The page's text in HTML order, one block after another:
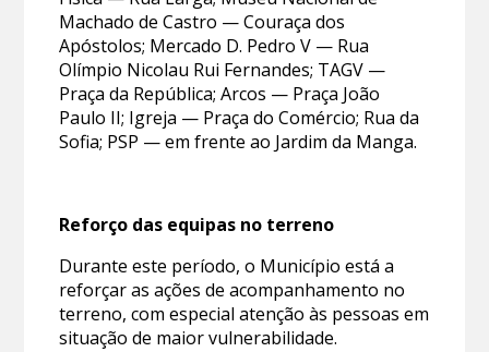
Machado de Castro — Couraça dos
Apóstolos; Mercado D. Pedro V — Rua
Olímpio Nicolau Rui Fernandes; TAGV —
Praça da República; Arcos — Praça João
Paulo II; Igreja — Praça do Comércio; Rua da
Sofia; PSP — em frente ao Jardim da Manga.
Reforço das equipas no terreno
Durante este período, o Município está a
reforçar as ações de acompanhamento no
terreno, com especial atenção às pessoas em
situação de maior vulnerabilidade.